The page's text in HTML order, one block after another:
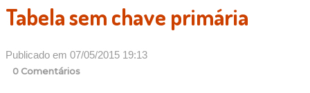
Tabela sem chave primária
Publicado em 07/05/2015 19:13
0 Comentários